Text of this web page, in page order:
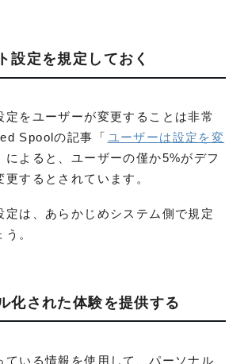
設定を規定しておく
定をユーザーが変更することは非常
Spoolの記事「 ユーザーは設定を変
によると、ユーザーの僅か5%がデフ
更するとされています。
定は、あらかじめシステム側で規定
。
化された体験を提供する
ている情報を使用して、パーソナル